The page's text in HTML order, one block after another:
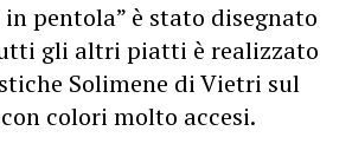
pentola” è stato disegnato
gli altri piatti è realizzato
Solimene di Vietri sul
colori molto accesi.